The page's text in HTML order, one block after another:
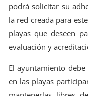
podrá solicitar su
la red creada para
playas que deseen
evaluación y
El ayuntamiento
en las playas